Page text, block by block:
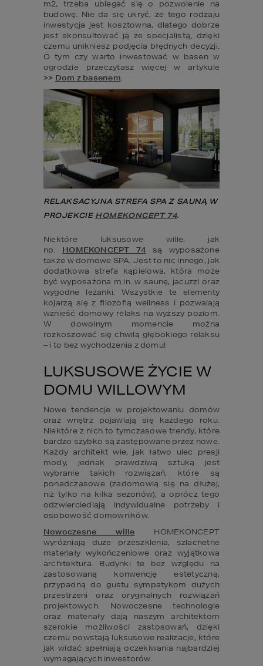
m2, trzeba ubiegać się o pozwolenie na
budowę. Nie da się ukryć, że tego rodzaju
inwestycja jest kosztowna, dlatego dobrze
jest skonsultować ją ze specjalistą, dzięki
czemu unikniesz podjęcia błędnych decyzji.
O tym czy warto inwestować w basen w
>> Dom z basenem.
RELAKSACYJNA STREFA SPA Z SAUNĄ W
PROJEKCIE HOMEKONCEPT 74.
Niektóre luksusowe wille, jak
np. HOMEKONCEPT 74 są wyposażone
także w domowe SPA. Jest to nic innego, jak
dodatkowa strefa kąpielowa, która może
być wyposażona m.in. w saunę, jacuzzi oraz
wygodne leżanki. Wszystkie te elementy
kojarzą się z filozofią wellness i pozwalają
wznieść domowy relaks na wyższy poziom.
W dowolnym momencie można
rozkoszować się chwilą głębokiego relaksu
– i to bez wychodzenia z domu!
LUKSUSOWE ŻYCIE W
DOMU WILLOWYM
Nowe tendencje w projektowaniu domów
oraz wnętrz pojawiają się każdego roku.
Niektóre z nich to tymczasowe trendy, które
bardzo szybko są zastępowane przez nowe.
Każdy architekt wie, jak łatwo ulec presji
mody, jednak prawdziwą sztuką jest
wybranie takich rozwiązań, które są
ponadczasowe (zadomowią się na dłużej,
niż tylko na kilka sezonów), a oprócz tego
odzwierciedlają indywidualne potrzeby i
Nowoczesne wille HOMEKONCEPT
wyróżniają duże przeszklenia, szlachetne
materiały wykończeniowe oraz wyjątkowa
architektura. Budynki te bez względu na
zastosowaną konwencję estetyczną,
przypadną do gustu sympatykom dużych
przestrzeni oraz oryginalnych rozwiązań
projektowych. Nowoczesne technologie
oraz materiały dają naszym architektom
szerokie możliwości zastosowań, dzięki
czemu powstają luksusowe realizacje, które
jak widać spełniają oczekiwania najbardziej
wymagających inwestorów.